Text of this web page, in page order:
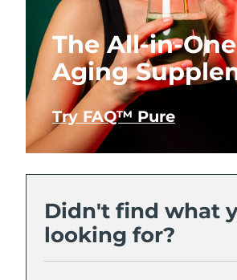
The All-in-
Aging
Try FAQ™ Pure
Didn't find what
looking for?